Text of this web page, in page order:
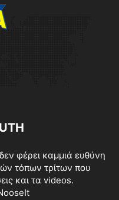
φέρει καμμιά ευθύνη
τόπων τρίτων που
και τα videos.